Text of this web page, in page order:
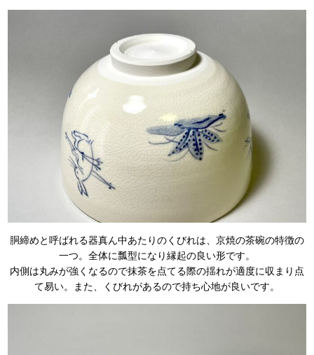
胴締めと呼ばれる器真ん中あたりのくびれは、京焼の茶碗の特徴の
一つ。全体に瓢型になり縁起の良い形です。
内側は丸みが強くなるので抹茶を点てる際の揺れが適度に収まり点
て易い。また、くびれがあるので持ち心地が良いです。